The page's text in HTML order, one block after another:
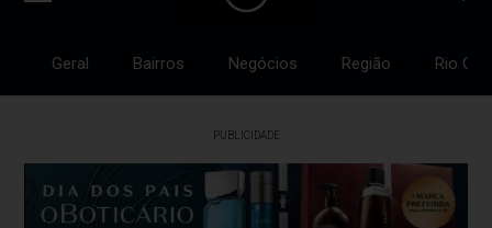
Geral Bairros Negócios Região Rio
PUBLICIDADE